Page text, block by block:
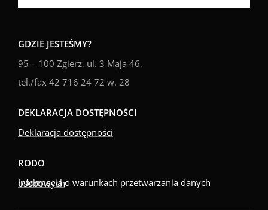
GDZIE JESTEŚMY?
95 – 100 Zgierz, ul. 3 Maja 46,
tel./fax 42 716 24 72 w. 28
DEKLARACJA DOSTĘPNOŚCI
Deklaracja dostępności
RODO
Informacja o warunkach przetwarzania danych osobowych